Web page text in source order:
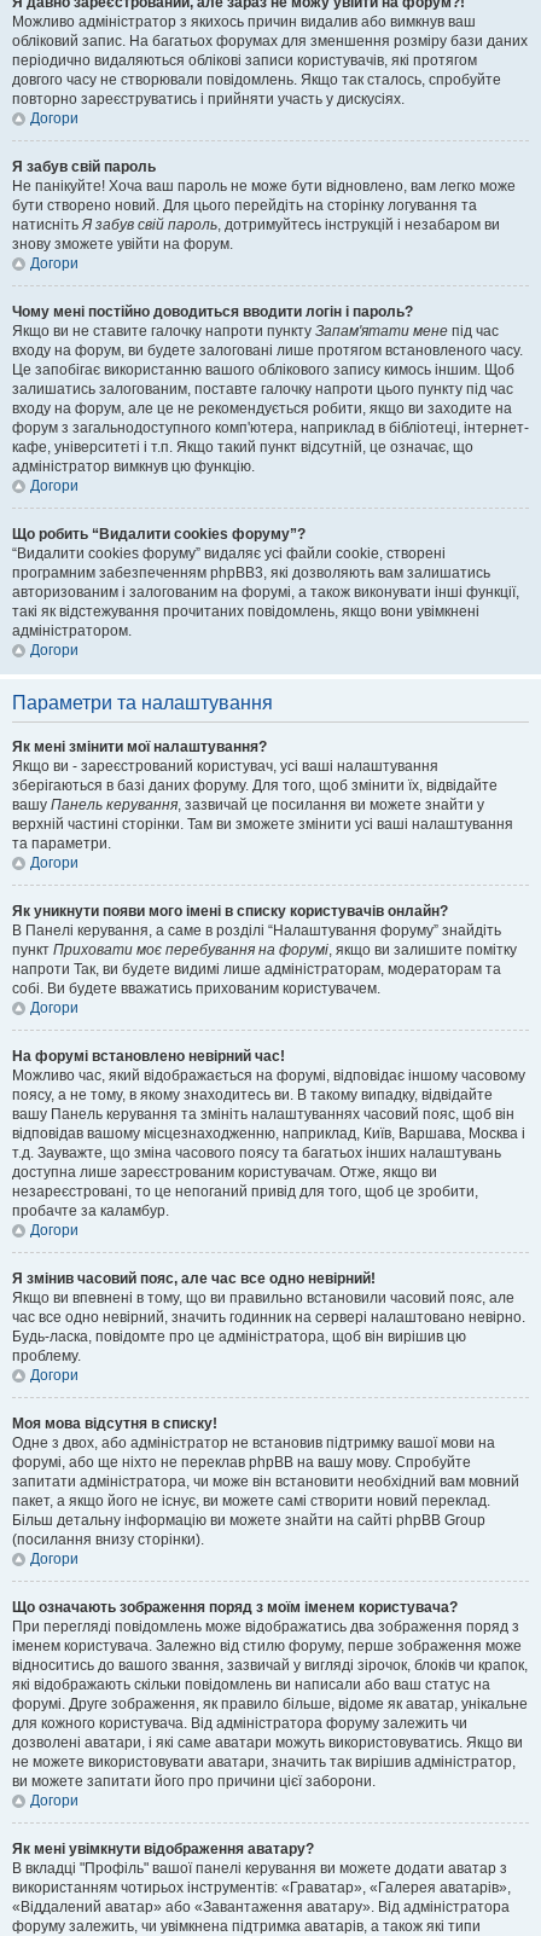
Можливо адміністратор з якихось причин видалив або вимкнув ваш
обліковий запис. На багатьох форумах для зменшення розміру бази даних
періодично видаляються облікові записи користувачів, які протягом
довгого часу не створювали повідомлень. Якщо так сталось, спробуйте
повторно зареєструватись і прийняти участь у дискусіях.
Догори
Я забув свій пароль
Не панікуйте! Хоча ваш пароль не може бути відновлено, вам легко може
бути створено новий. Для цього перейдіть на сторінку логування та
натиснітьЯ забув свій пароль, дотримуйтесь інструкцій і незабаром ви
знову зможете увійти на форум.
Догори
Чому мені постійно доводиться вводити логін і пароль?
Якщо ви не ставите галочку напроти пункту Запам'ятати мене під час
входу на форум, ви будете залоговані лише протягом встановленого часу.
Це запобігає використанню вашого облікового запису кимось іншим. Щоб
залишатись залогованим, поставте галочку напроти цього пункту під час
входу на форум, але це не рекомендується робити, якщо ви заходите на
форум з загальнодоступного комп'ютера, наприклад в бібліотеці, інтернет-
кафе, університеті і т.п. Якщо такий пункт відсутній, це означає, що
адміністратор вимкнув цю функцію.
Догори
Що робить “Видалити cookies форуму”?
“Видалити cookies форуму” видаляє усі файли cookie, створені
програмним забезпеченням phpBB3, які дозволяють вам залишатись
авторизованим і залогованим на форумі, а також виконувати інші функції,
такі як відстежування прочитаних повідомлень, якщо вони увімкнені
адміністратором.
Догори
Параметри та налаштування
Як мені змінити мої налаштування?
Якщо ви - зареєстрований користувач, усі ваші налаштування
зберігаються в базі даних форуму. Для того, щоб змінити їх, відвідайте
вашу Панель керування, зазвичай це посилання ви можете знайти у
верхній частині сторінки. Там ви зможете змінити усі ваші налаштування
та параметри.
Догори
Як уникнути появи мого імені в списку користувачів онлайн?
В Панелі керування, а саме в розділі “Налаштування форуму” знайдіть
пункт Приховати моє перебування на форумі, якщо ви залишите помітку
напроти Так, ви будете видимі лише адміністраторам, модераторам та
собі. Ви будете вважатись прихованим користувачем.
Догори
На форумі встановлено невірний час!
Можливо час, який відображається на форумі, відповідає іншому часовому
поясу, а не тому, в якому знаходитесь ви. В такому випадку, відвідайте
вашу Панель керування та змініть налаштуваннях часовий пояс, щоб він
відповідав вашому місцезнаходженню, наприклад, Київ, Варшава, Москва і
т.д. Зауважте, що зміна часового поясу та багатьох інших налаштувань
доступна лише зареєстрованим користувачам. Отже, якщо ви
незареєстровані, то це непоганий привід для того, щоб це зробити,
пробачте за каламбур.
Догори
Я змінив часовий пояс, але час все одно невірний!
Якщо ви впевнені в тому, що ви правильно встановили часовий пояс, але
час все одно невірний, значить годинник на сервері налаштовано невірно.
Будь-ласка, повідомте про це адміністратора, щоб він вирішив цю
проблему.
Догори
Моя мова відсутня в списку!
Одне з двох, або адміністратор не встановив підтримку вашої мови на
форумі, або ще ніхто не переклав phpBB на вашу мову. Спробуйте
запитати адміністратора, чи може він встановити необхідний вам мовний
пакет, а якщо його не існує, ви можете самі створити новий переклад.
Більш детальну інформацію ви можете знайти на сайті phpBB Group
(посилання внизу сторінки).
Догори
Що означають зображення поряд з моїм іменем користувача?
При перегляді повідомлень може відображатись два зображення поряд з
іменем користувача. Залежно від стилю форуму, перше зображення може
відноситись до вашого звання, зазвичай у вигляді зірочок, блоків чи крапок,
які відображають скільки повідомлень ви написали або ваш статус на
форумі. Друге зображення, як правило більше, відоме як аватар, унікальне
для кожного користувача. Від адміністратора форуму залежить чи
дозволені аватари, і які саме аватари можуть використовуватись. Якщо ви
не можете використовувати аватари, значить так вирішив адміністратор,
ви можете запитати його про причини цієї заборони.
Догори
Як мені увімкнути відображення аватару?
В вкладці "Профіль" вашої панелі керування ви можете додати аватар з
використанням чотирьох інструментів: «Граватар», «Галерея аватарів»,
«Віддалений аватар» або «Завантаження аватару». Від адміністратора
форуму залежить, чи увімкнена підтримка аватарів, а також які типи